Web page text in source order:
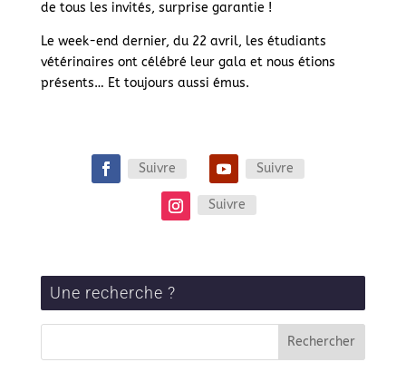
de tous les invités, surprise garantie !
Le week-end dernier, du 22 avril, les étudiants
vétérinaires ont célébré leur gala et nous étions
présents… Et toujours aussi émus.
Suivre Suivre
Suivre
Une recherche ?